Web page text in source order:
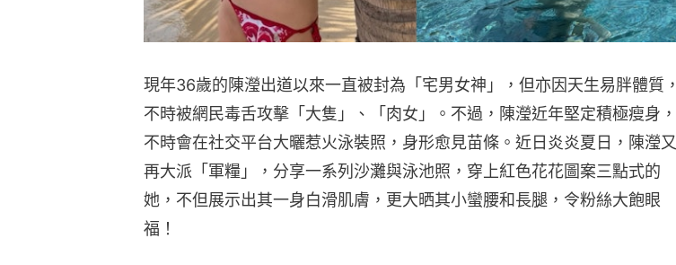
現年36歲的陳瀅出道以來一直被封為「宅男女神」，但亦因天生易胖體質，
不時被網民毒舌攻擊「大隻」、「肉女」。不過，陳瀅近年堅定積極瘦身，
不時會在社交平台大曬惹火泳裝照，身形愈見苗條。近日炎炎夏日，陳瀅又
再大派「軍糧」，分享一系列沙灘與泳池照，穿上紅色花花圖案三點式的
她，不但展示出其一身白滑肌膚，更大晒其小蠻腰和長腿，令粉絲大飽眼
福！